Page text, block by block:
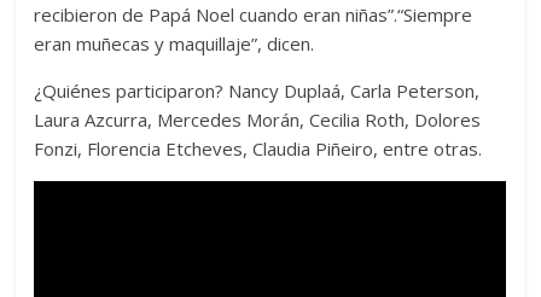
recibieron de Papá Noel cuando eran niñas”.“Siempre
eran muñecas y maquillaje”, dicen.
¿Quiénes participaron? Nancy Duplaá, Carla Peterson,
Laura Azcurra, Mercedes Morán, Cecilia Roth, Dolores
Fonzi, Florencia Etcheves, Claudia Piñeiro, entre otras.